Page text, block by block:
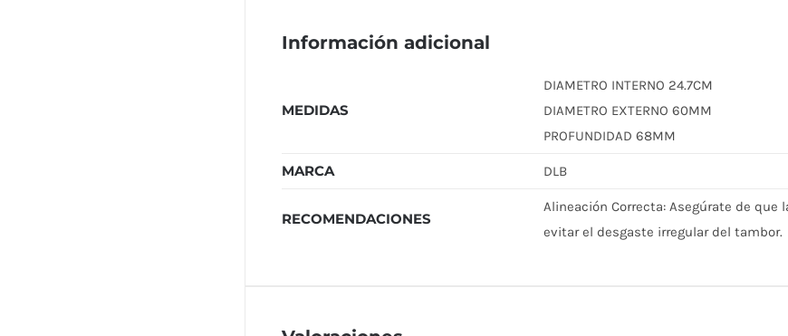
Información adicional
MEDIDAS
DIAMETRO INTERNO 24.7CM
DIAMETRO EXTERNO 60MM
PROFUNDIDAD 68MM
MARCA DLB
RECOMENDACIONES
Alineación Correcta: Asegúrate de
evitar el desgaste irregular del tambor.